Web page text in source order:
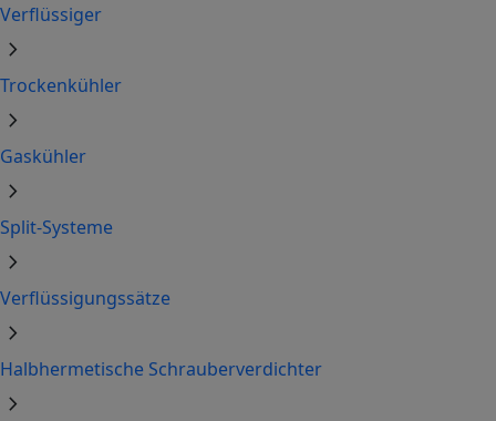
Verflüssiger
chevron_right
Trockenkühler
chevron_right
Gaskühler
chevron_right
Split-Systeme
chevron_right
Verflüssigungssätze
chevron_right
Halbhermetische Schrauberverdichter
chevron_right